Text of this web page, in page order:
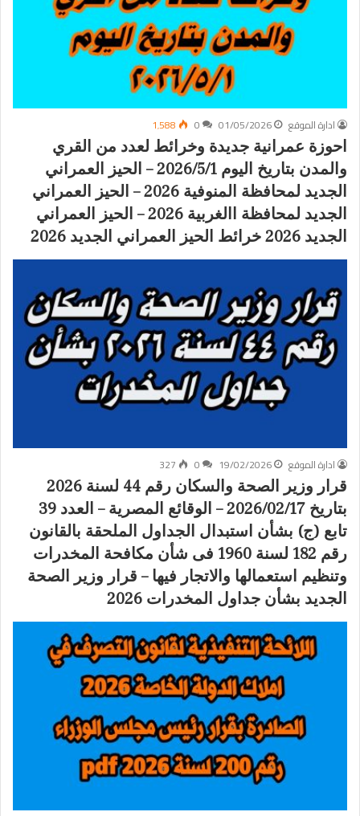
ادارة الموقع 01/05/2026
0 1٬588
احوزة عمرانية جديدة وخرائط لعدد من القري
والمدن بتاريخ اليوم 2026/5/1 – الحيز العمراني
الجديد لمحافظة المنوفية 2026 – الحيز العمراني
الجديد لمحافظة االغربية 2026 – الحيز العمراني
الجديد 2026 خرائط الحيز العمراني الجديد 2026
ادارة الموقع 19/02/2026
0
327
قرار وزير الصحة والسكان رقم 44 لسنة 2026
بتاريخ 2026/02/17 – الوقائع المصرية – العدد 39
تابع (ج) بشأن استبدال الجداول الملحقة بالقانون
رقم 182 لسنة 1960 فى شأن مكافحة المخدرات
وتنظيم استعمالها والاتجار فيها – قرار وزير الصحة
الجديد بشأن جداول المخدرات 2026